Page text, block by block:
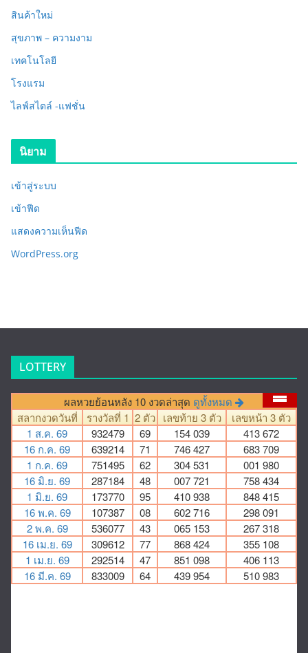
สินค้าใหม่
สุขภาพ – ความงาม
เทคโนโลยี
โรงแรม
ไลฟ์สไตล์ -แฟชั่น
นิยาม
เข้าสู่ระบบ
เข้าฟีด
แสดงความเห็นฟีด
WordPress.org
LOTTERY